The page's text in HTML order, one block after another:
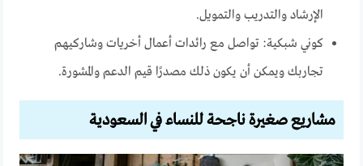
الإرشاد والتدريب والتمويل.
كوني شبكية: تواصل مع رائدات أعمال أخريات وشاركيهم
تجاربك ويمكن أن يكون ذلك مصدرًا قيم الدعم والمشورة.
مشاريع صغيرة ناجحة للنساء في السعودية